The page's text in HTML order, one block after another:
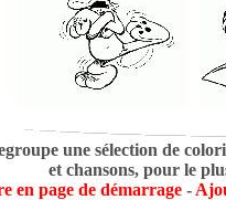
une sélection de
et chansons, pour le
en page de démarrage-